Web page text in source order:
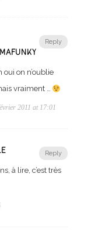
Reply
oui on n’oublie
vraiment …
2011 at 17:01
Reply
à lire, c’est très